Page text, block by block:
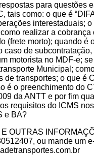
para questões
tais como: o que é
interestaduais;
realizar a cobrança
(frete morto); quando é
caso de subcontratação,
motorista no MDF-e;
Municipal;
de transportes; o que é
é o preenchimento do
da ANTT e por fim
requisitos do ICMS
e BA?
OUTRAS
ou mande um